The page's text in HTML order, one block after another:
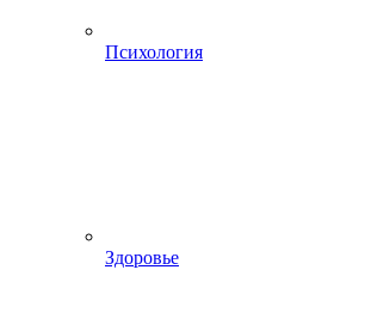
Психология
Здоровье